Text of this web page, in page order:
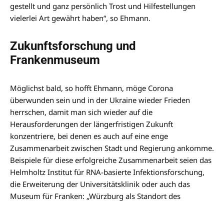
gestellt und ganz persönlich Trost und Hilfestellungen
vielerlei Art gewährt haben“, so Ehmann.
Zukunftsforschung und
Frankenmuseum
Möglichst bald, so hofft Ehmann, möge Corona
überwunden sein und in der Ukraine wieder Frieden
herrschen, damit man sich wieder auf die
Herausforderungen der längerfristigen Zukunft
konzentriere, bei denen es auch auf eine enge
Zusammenarbeit zwischen Stadt und Regierung ankomme.
Beispiele für diese erfolgreiche Zusammenarbeit seien das
Helmholtz Institut für RNA-basierte Infektionsforschung,
die Erweiterung der Universitätsklinik oder auch das
Museum für Franken: „Würzburg als Standort des